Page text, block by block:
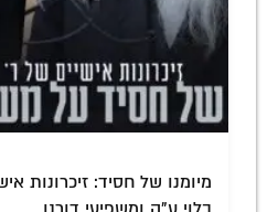
מיומנו של חסיד: זיכרונות